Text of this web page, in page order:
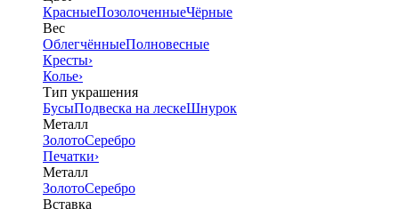
КрасныеПозолоченныеЧёрные
Вес
ОблегчённыеПолновесные
Кресты›
Колье›
Тип украшения
БусыПодвеска на лескеШнурок
Металл
ЗолотоСеребро
Печатки›
Металл
ЗолотоСеребро
Вставка